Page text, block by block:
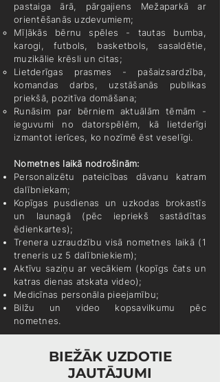
pastaiga ārā, pārgajiens Mežaparkā ar
orientēšanās uzdevumiem;
Mīļākās bērnu spēles - tautas bumba,
karogi, futbols, basketbols, sasaldētie,
muzikālie krēsli un citas;
Lietderīgas prasmes - pašaizsardzība,
komandas darbs, uzstāšanās publikas
priekšā, pozitīva domāšana;
Runāsim par bērniem aktuālām tēmām -
ieguvumi no datorspēlēm, kā lietderīgi
izmantot ierīces, ko nozīmē ēst veselīgi.
Nometnes laikā nodrošinām:
Personalizētu pateicības dāvanu katram
dalībniekam;
Kopīgas pusdienas un uzkodas brokastīs
un launagā (pēc iepriekš sastādītas
ēdienkartes);
Trenera uzraudzību visā nometnes laikā (1
treneris uz 5 dalībniekiem);
Aktīvu saziņu ar vecākiem (kopīgs čats un
katras dienas atskata video);
Medicīnas personāla pieejamību;
Bilžu un video kopsavilkumu pēc
nometnes.
BIEŽĀK UZDOTIE
JAUTĀJUMI